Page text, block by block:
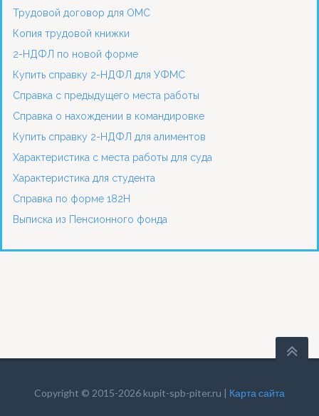
Трудовой договор для ОМС
Копия трудовой книжки
2-НДФЛ по новой форме
Купить справку 2-НДФЛ для УФМС
Справка с предыдущего места работы
Справка о нахождении в командировке
Купить справку 2-НДФЛ для алиментов
Характеристика с места работы для суда
Характеристика для студента
Справка по форме 182Н
Выписка из Пенсионного фонда
Copyright © 2015-2026 kupit-spb-piter.ru | Карта сайта